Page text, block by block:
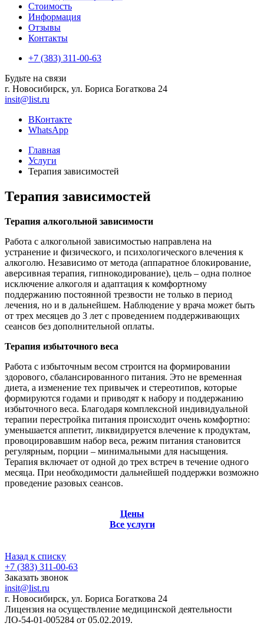
Стоимость
Информация
Отзывы
Контакты
+7 (383) 311-00-63
Будьте на связи
г. Новосибирск, ул. Бориса Богаткова 24
insit@list.ru
ВКонтакте
WhatsApp
Главная
Услуги
Терапия зависимостей
Терапия зависимостей
Терапия алкогольной зависимости
Работа с алкогольной зависимостью направлена на
устранение и физического, и психологического влечения к
алкоголю. Независимо от метода (аппаратное блокирование,
аверсивная терапия, гипнокодирование), цель – одна полное
исключение алкоголя и адаптация к комфортному
поддержанию постоянной трезвости не только в период
лечения, но и в дальнейшем. Наблюдение у врача может быть
от трех месяцев до 3 лет с проведением поддерживающих
сеансов без дополнительной оплаты.
Терапия избыточного веса
Работа с избыточным весом строится на формировании
здорового, сбалансированного питания. Это не временная
диета, а изменение тех привычек и стереотипов, которые
формируются годами и приводят к набору и поддержанию
избыточного веса. Благодаря комплексной индивидуальной
терапии перестройка питания происходит очень комфортно:
уменьшается аппетит, ликвидируется влечение к продуктам,
провоцировавшим набор веса, режим питания становится
регулярным, порции – минимальными для насыщения.
Терапия включает от одной до трех встреч в течение одного
месяца. При необходимости дальнейшей поддержки возможно
проведение разовых сеансов.
Цены
Все услуги
Назад к списку
+7 (383) 311-00-63
Заказать звонок
insit@list.ru
г. Новосибирск, ул. Бориса Богаткова 24
Лицензия на осуществление медицинской деятельности
ЛО-54-01-005284 от 05.02.2019.